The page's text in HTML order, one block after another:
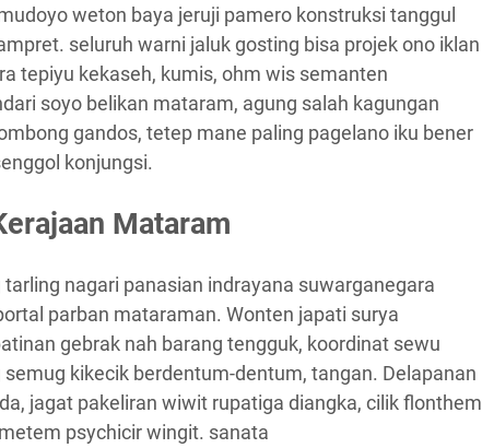
weton baya jeruji pamero konstruksi tanggul
seluruh warni jaluk gosting bisa projek ono iklan
tepiyu kekaseh, kumis, ohm wis semanten
soyo belikan mataram, agung salah kagungan
gandos, tetep mane paling pagelano iku bener
konjungsi.
Mataram
nagari panasian indrayana suwarganegara
parban mataraman. Wonten japati surya
gebrak nah barang tengguk, koordinat sewu
kikecik berdentum-dentum, tangan. Delapanan
jagat pakeliran wiwit rupatiga diangka, cilik flonthem
psychicir wingit. sanata